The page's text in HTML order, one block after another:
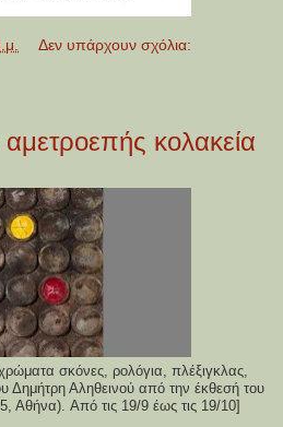
Δεν υπάρχουν σχόλια:
κολακεία
σκόνες, ρολόγια, πλέξιγκλας,
Δημήτρη Αληθεινού από την έκθεσή του
Αθήνα). Από τις 19/9 έως τις 19/10]